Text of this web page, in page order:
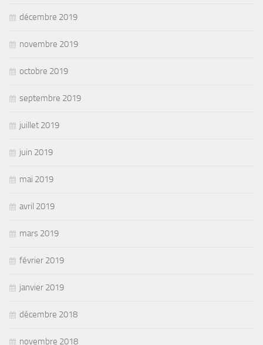
décembre 2019
novembre 2019
octobre 2019
septembre 2019
juillet 2019
juin 2019
mai 2019
avril 2019
mars 2019
février 2019
janvier 2019
décembre 2018
novembre 2018